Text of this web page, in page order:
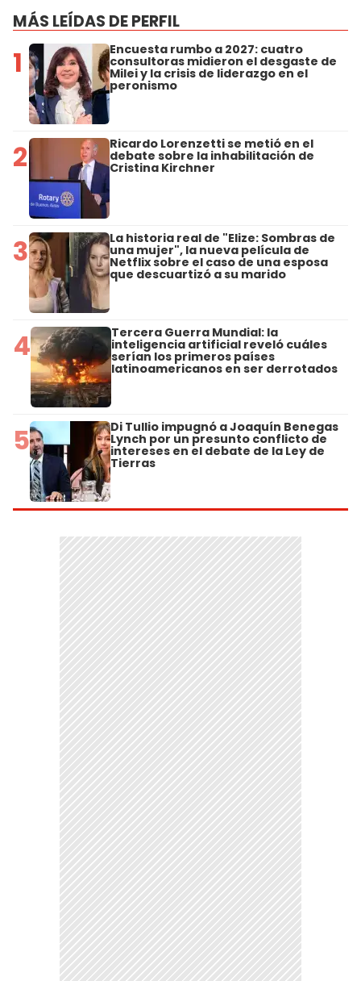
MÁS LEÍDAS DE PERFIL
1 Encuesta rumbo a 2027: cuatro
consultoras midieron el desgaste de
Milei y la crisis de liderazgo en el
peronismo
2 Ricardo Lorenzetti se metió en el
debate sobre la inhabilitación de
Cristina Kirchner
3 La historia real de "Elize: Sombras de
una mujer", la nueva película de
Netflix sobre el caso de una esposa
que descuartizó a su marido
4 Tercera Guerra Mundial: la
inteligencia artificial reveló cuáles
serían los primeros países
latinoamericanos en ser derrotados
5 Di Tullio impugnó a Joaquín Benegas
Lynch por un presunto conflicto de
intereses en el debate de la Ley de
Tierras